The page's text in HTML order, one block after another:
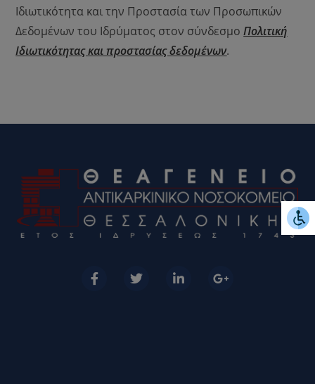
Ιδιωτικότητα και την Προστασία των Προσωπικών
Δεδομένων του Ιδρύματος στον σύνδεσμοΠολιτική
Ιδιωτικότητας και προστασίας δεδομένων.